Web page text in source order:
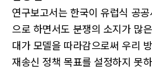
연구보고서는 한국이 유럽식 공
으로 하면서도 분쟁의 소지가 많
대가 모델을 따라감으로써 우리
재송신 정책 목표를 설정하지 못